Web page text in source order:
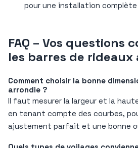
pour une installation
FAQ – Vos questions
les barres de rideaux
Comment choisir la bonne
arrondie ?
Il faut mesurer la largeur et la
en tenant compte des courbes,
ajustement parfait et une bonne